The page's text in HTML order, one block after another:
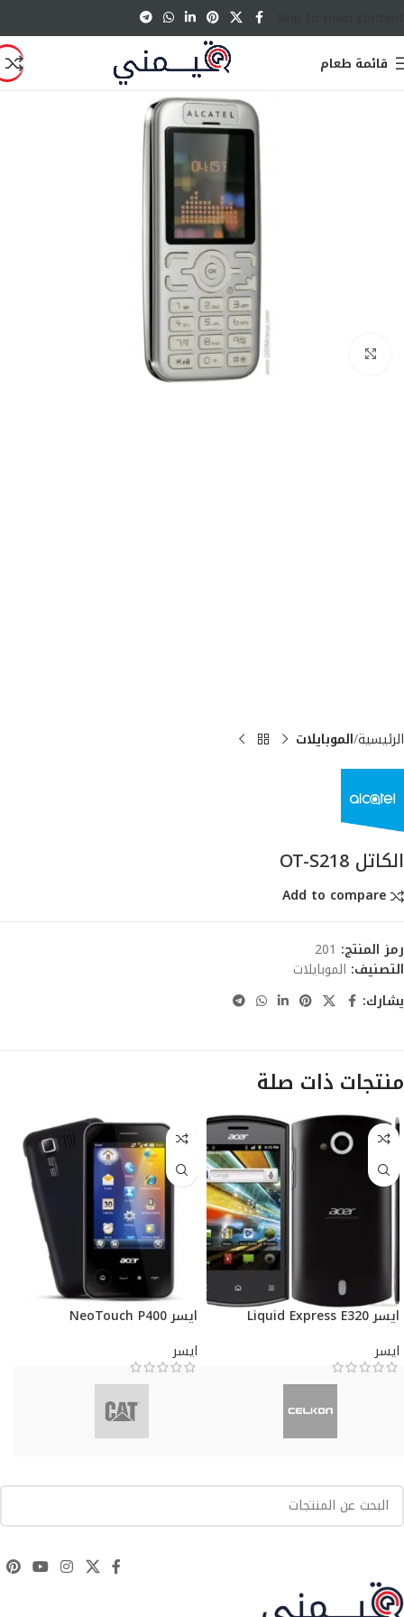
قائمة طعام
الرئيسية الموبايلات
الكاتل OT-S218
Add to compare
رمز المنتج: 201
التصنيف: الموبايلات
يشارك:
منتجات ذات صلة
ايسر Liquid Express E320
ايسر
ايسر NeoTouch P400
ايسر